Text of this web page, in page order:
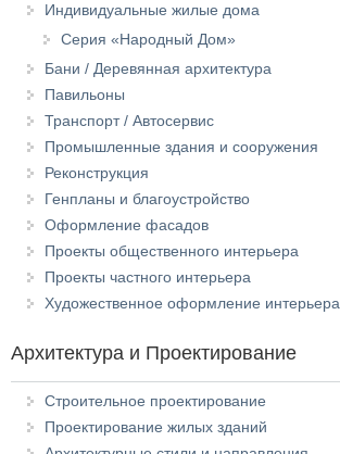
Индивидуальные жилые дома
Серия «Народный Дом»
Бани / Деревянная архитектура
Павильоны
Транспорт / Автосервис
Промышленные здания и сооружения
Реконструкция
Генпланы и благоустройство
Оформление фасадов
Проекты общественного интерьера
Проекты частного интерьера
Художественное оформление интерьера
Архитектура и Проектирование
Строительное проектирование
Проектирование жилых зданий